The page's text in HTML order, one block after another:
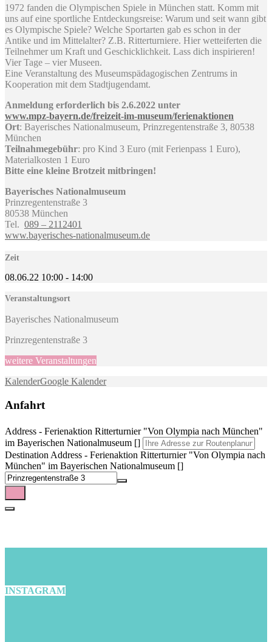
1972 fanden die Olympischen Spiele in München statt. Komm mit
uns auf eine sportliche Entdeckungsreise: Warum und seit wann gibt
es Olympische Spiele? Welche Sportarten gab es schon in der
Antike und im Mittelalter? Z.B. Ritterturniere. Hier wetteiferten die
Teilnehmer um Kraft und Geschicklichkeit. Lass dich inspirieren!
Vier Tage – vier Museen.
Eine Veranstaltung des Museumspädagogischen Zentrums in
Kooperation mit dem Stadtjugendamt.
Anmeldung erforderlich bis 2.6.2022 unter
www.mpz-bayern.de/freizeit-im-museum/ferienaktionen
Ort: Bayerisches Nationalmuseum, Prinzregentenstraße 3, 80538
München
Teilnahmegebühr: pro Kind 3 Euro (mit Ferienpass 1 Euro),
Materialkosten 1 Euro
Bitte eine kleine Brotzeit mitbringen!
Bayerisches Nationalmuseum
Prinzregentenstraße 3
80538 München
Tel. 089 – 2112401
www.bayerisches-nationalmuseum.de
Zeit
08.06.22 10:00 - 14:00
Veranstaltungsort
Bayerisches Nationalmuseum
Prinzregentenstraße 3
weitere Veranstaltungen
KalenderGoogle Kalender
Anfahrt
Address - Ferienaktion Ritterturnier "Von Olympia nach München"
im Bayerischen Nationalmuseum []
Destination Address - Ferienaktion Ritterturnier "Von Olympia nach
München" im Bayerischen Nationalmuseum []
INSTAGRAM